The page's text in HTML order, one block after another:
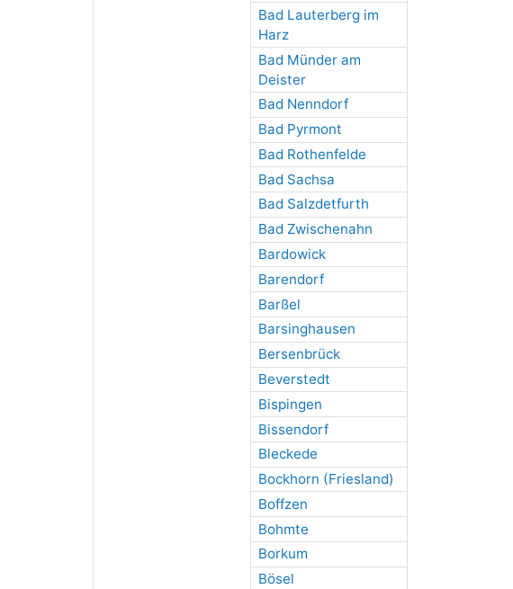
Bad Lauterberg im
Harz
Bad Münder am
Deister
Bad Nenndorf
Bad Pyrmont
Bad Rothenfelde
Bad Sachsa
Bad Salzdetfurth
Bad Zwischenahn
Bardowick
Barendorf
Barßel
Barsinghausen
Bersenbrück
Beverstedt
Bispingen
Bissendorf
Bleckede
Bockhorn (Friesland)
Boffzen
Bohmte
Borkum
Bösel